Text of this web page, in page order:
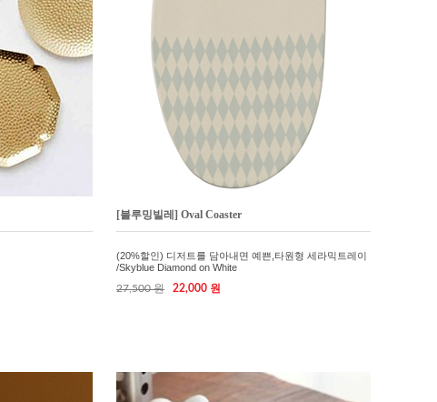
[블루밍빌레] Oval Coaster
(20%할인) 디저트를 담아내면 예쁜,타원형 세라믹트레이
/Skyblue Diamond on White
27,500 원
22,000 원